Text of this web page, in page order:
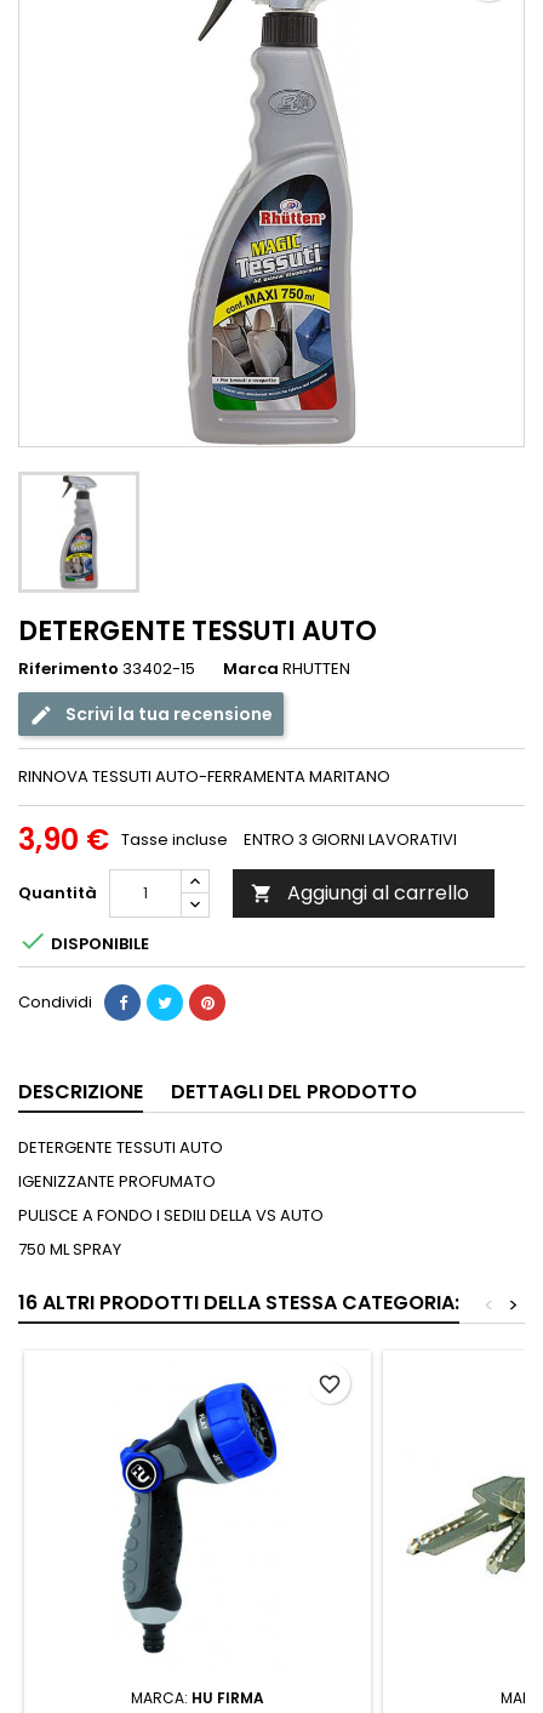
DETERGENTE TESSUTI AUTO
Riferimento 33402-15 Marca RHUTTEN
Scrivi la tua recensione
RINNOVA TESSUTI AUTO-FERRAMENTA MARITANO
3,90 € Tasse incluse ENTRO 3 GIORNI LAVORATIVI
Quantità  Aggiungi al carrello
 DISPONIBILE
Condividi
DESCRIZIONE DETTAGLI DEL PRODOTTO
DETERGENTE TESSUTI AUTO
IGENIZZANTE PROFUMATO
PULISCE A FONDO I SEDILI DELLA VS AUTO
750 ML SPRAY
16 ALTRI PRODOTTI DELLA STESSA CATEGORIA: >
<
MARCA: HU FIRMA
favorite_border